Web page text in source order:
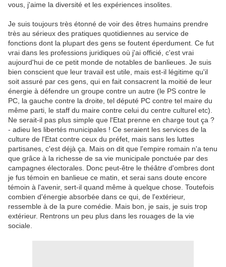
vous, j'aime la diversité et les expériences insolites.
Je suis toujours très étonné de voir des êtres humains prendre
très au sérieux des pratiques quotidiennes au service de
fonctions dont la plupart des gens se foutent éperdument. Ce fut
vrai dans les professions juridiques où j'ai officié, c'est vrai
aujourd'hui de ce petit monde de notables de banlieues. Je suis
bien conscient que leur travail est utile, mais est-il légitime qu'il
soit assuré par ces gens, qui en fait consacrent la moitié de leur
énergie à défendre un groupe contre un autre (le PS contre le
PC, la gauche contre la droite, tel député PC contre tel maire du
même parti, le staff du maire contre celui du centre culturel etc).
Ne serait-il pas plus simple que l'Etat prenne en charge tout ça ?
- adieu les libertés municipales ! Ce seraient les services de la
culture de l'Etat contre ceux du préfet, mais sans les luttes
partisanes, c'est déjà ça. Mais on dit que l'empire romain n'a tenu
que grâce à la richesse de sa vie municipale ponctuée par des
campagnes électorales. Donc peut-être le théâtre d'ombres dont
je fus témoin en banlieue ce matin, et serai sans doute encore
témoin à l'avenir, sert-il quand même à quelque chose. Toutefois
combien d'énergie absorbée dans ce qui, de l'extérieur,
ressemble à de la pure comédie. Mais bon, je sais, je suis trop
extérieur. Rentrons un peu plus dans les rouages de la vie
sociale.